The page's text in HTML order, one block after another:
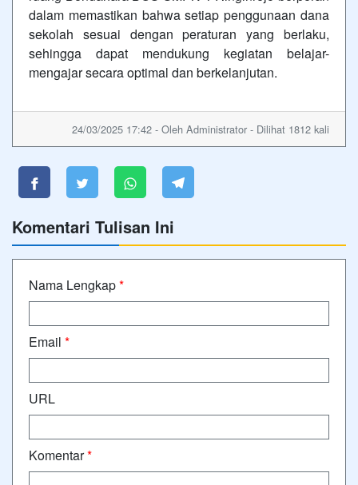
dalam memastikan bahwa setiap penggunaan dana
sekolah sesuai dengan peraturan yang berlaku,
sehingga dapat mendukung kegiatan belajar-
mengajar secara optimal dan berkelanjutan.
24/03/2025 17:42 - Oleh Administrator - Dilihat 1812 kali
Komentari Tulisan Ini
Nama Lengkap*
Email *
URL
Komentar*